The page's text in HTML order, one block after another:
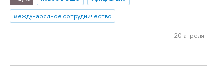
международное сотрудничество
20 апреля